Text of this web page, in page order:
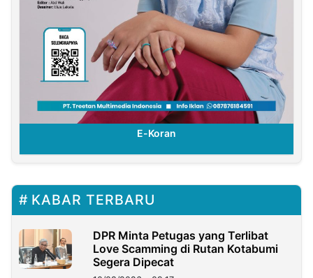
E-Koran
KABAR TERBARU
DPR Minta Petugas yang Terlibat
Love Scamming di Rutan Kotabumi
Segera Dipecat